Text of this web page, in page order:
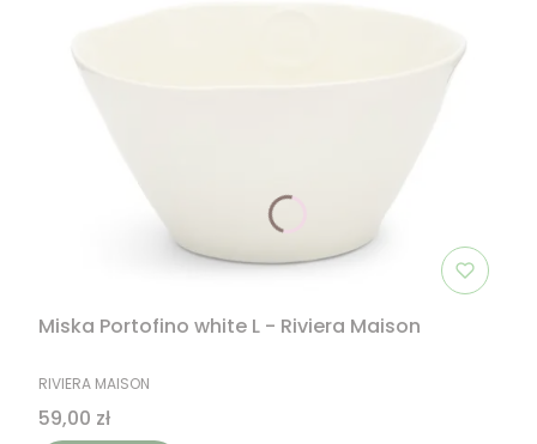
Miska Portofino white L - Riviera Maison
PRODUCENT
RIVIERA MAISON
Cena
59,00 zł